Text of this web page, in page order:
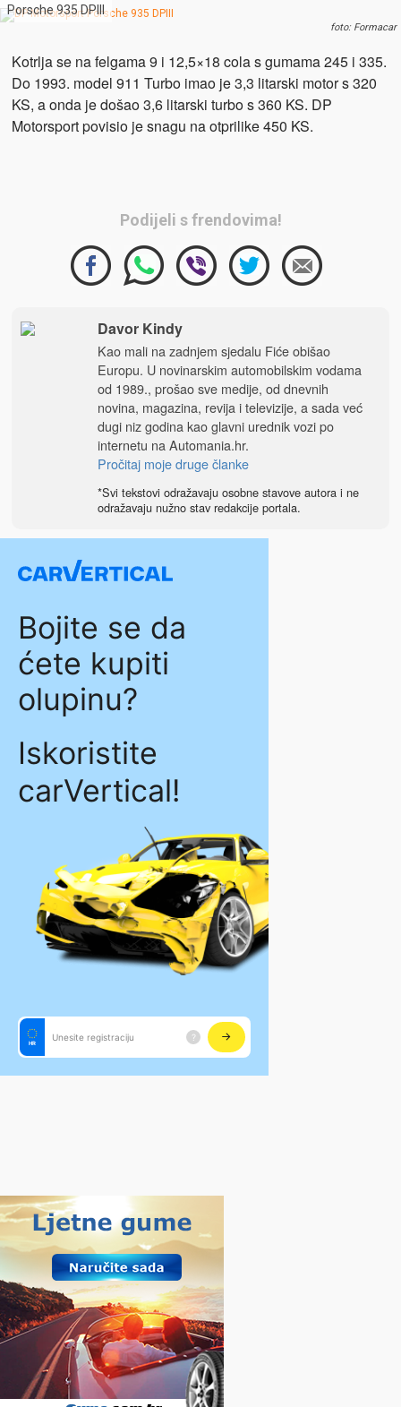
Porsche 935 DPIII
foto: Formacar
Kotrlja se na felgama 9 i 12,5×18 cola s gumama 245 i 335.
Do 1993. model 911 Turbo imao je 3,3 litarski motor s 320
KS, a onda je došao 3,6 litarski turbo s 360 KS. DP
Motorsport povisio je snagu na otprilike 450 KS.
Podijeli s frendovima!
Davor Kindy
Kao mali na zadnjem sjedalu Fiće obišao
Europu. U novinarskim automobilskim vodama
od 1989., prošao sve medije, od dnevnih
novina, magazina, revija i televizije, a sada već
dugi niz godina kao glavni urednik vozi po
internetu naAutomania.hr.
Pročitaj moje druge članke
*Svi tekstovi odražavaju osobne stavove autora i ne
odražavaju nužno stav redakcije portala.